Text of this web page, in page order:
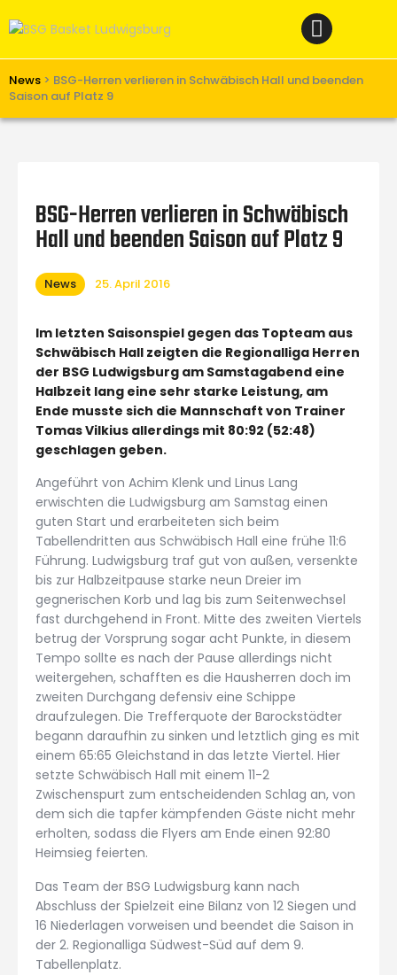
News > BSG-Herren verlieren in Schwäbisch Hall und beenden
Saison auf Platz 9
Verein
Teams W
Unterstützen
Links
BSG-Herren verlieren in Schwäbisch
Hall und beenden Saison auf Platz 9
News 25. April 2016
Im letzten Saisonspiel gegen das Topteam aus
Schwäbisch Hall zeigten die Regionalliga Herren
der BSG Ludwigsburg am Samstagabend eine
Halbzeit lang eine sehr starke Leistung, am
Ende musste sich die Mannschaft von Trainer
Tomas Vilkius allerdings mit 80:92 (52:48)
geschlagen geben.
Angeführt von Achim Klenk und Linus Lang
erwischten die Ludwigsburg am Samstag einen
guten Start und erarbeiteten sich beim
Tabellendritten aus Schwäbisch Hall eine frühe 11:6
Führung. Ludwigsburg traf gut von außen, versenkte
bis zur Halbzeitpause starke neun Dreier im
gegnerischen Korb und lag bis zum Seitenwechsel
fast durchgehend in Front. Mitte des zweiten Viertels
betrug der Vorsprung sogar acht Punkte, in diesem
Tempo sollte es nach der Pause allerdings nicht
weitergehen, schafften es die Hausherren doch im
zweiten Durchgang defensiv eine Schippe
draufzulegen. Die Trefferquote der Barockstädter
begann daraufhin zu sinken und letztlich ging es mit
einem 65:65 Gleichstand in das letzte Viertel. Hier
setzte Schwäbisch Hall mit einem 11-2
Zwischenspurt zum entscheidenden Schlag an, von
dem sich die tapfer kämpfenden Gäste nicht mehr
erholten, sodass die Flyers am Ende einen 92:80
Heimsieg feierten.
Das Team der BSG Ludwigsburg kann nach
Abschluss der Spielzeit eine Bilanz von 12 Siegen und
16 Niederlagen vorweisen und beendet die Saison in
der 2. Regionalliga Südwest-Süd auf dem 9.
Tabellenplatz.